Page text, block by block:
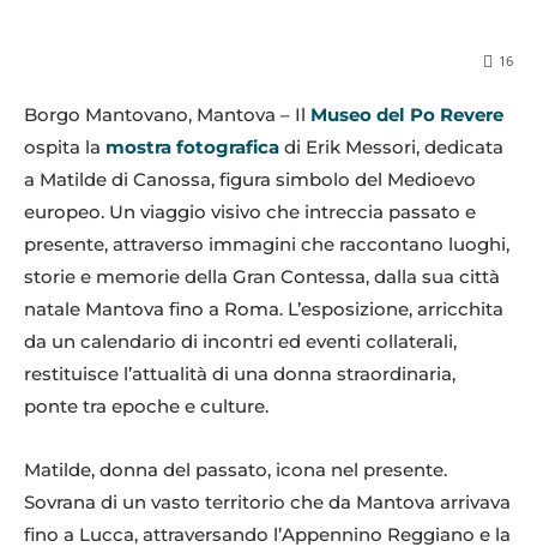
16
Borgo Mantovano, Mantova – Il Museo del Po Revere
ospita la mostra fotografica di Erik Messori, dedicata
a Matilde di Canossa, figura simbolo del Medioevo
europeo. Un viaggio visivo che intreccia passato e
presente, attraverso immagini che raccontano luoghi,
storie e memorie della Gran Contessa, dalla sua città
natale Mantova fino a Roma. L’esposizione, arricchita
da un calendario di incontri ed eventi collaterali,
restituisce l’attualità di una donna straordinaria,
ponte tra epoche e culture.
Matilde, donna del passato, icona nel presente.
Sovrana di un vasto territorio che da Mantova arrivava
fino a Lucca, attraversando l’Appennino Reggiano e la